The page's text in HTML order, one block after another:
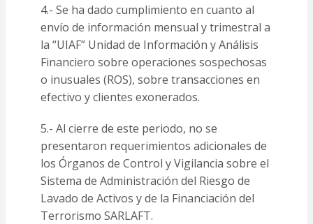
4.- Se ha dado cumplimiento en cuanto al
envío de información mensual y trimestral a
la “UIAF” Unidad de Información y Análisis
Financiero sobre operaciones sospechosas
o inusuales (ROS), sobre transacciones en
efectivo y clientes exonerados.
5.- Al cierre de este periodo, no se
presentaron requerimientos adicionales de
los Órganos de Control y Vigilancia sobre el
Sistema de Administración del Riesgo de
Lavado de Activos y de la Financiación del
Terrorismo SARLAFT.